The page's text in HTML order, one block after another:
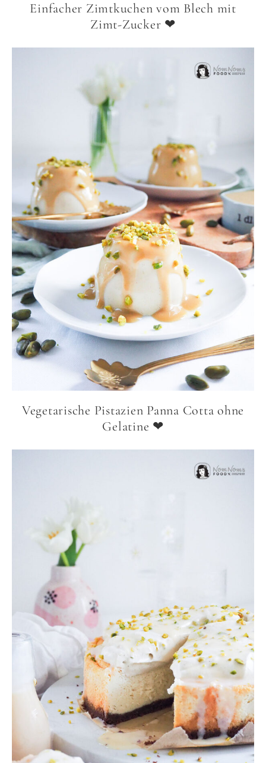
Einfacher Zimtkuchen vom Blech mit
Zimt-Zucker ❤
Vegetarische Pistazien Panna Cotta ohne
Gelatine ❤